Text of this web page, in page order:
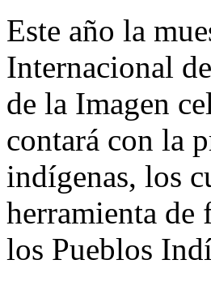
Este año la
Internacional
de la Imagen
contará con la
indígenas, los
herramienta
los Pueblos